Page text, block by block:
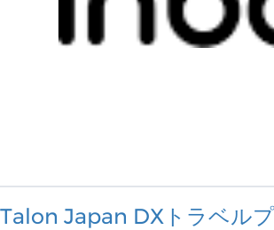
Talon Japan DXトラベル